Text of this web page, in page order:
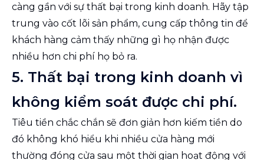
càng gần với sự thất bại trong kinh doanh. Hãy tập
trung vào cốt lõi sản phẩm, cung cấp thông tin để
khách hàng cảm thấy những gì họ nhận được
nhiều hơn chi phí họ bỏ ra.
5. Thất bại trong kinh doanh vì
không kiểm soát được chi phí.
Tiêu tiền chắc chắn sẽ đơn giản hơn kiếm tiền do
đó không khó hiểu khi nhiều cửa hàng mới
thường đóng cửa sau một thời gian hoạt động với